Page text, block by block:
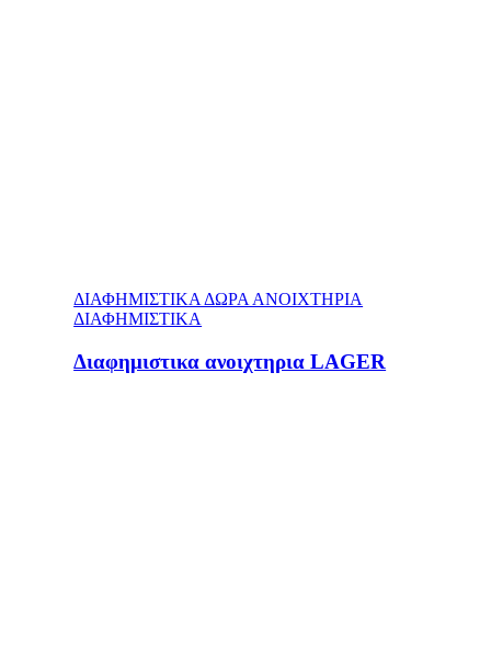
ΔΙΑΦΗΜΙΣΤΙΚΑ ΔΩΡΑ ΑΝΟΙΧΤΗΡΙΑ
ΔΙΑΦΗΜΙΣΤΙΚΑ
Διαφημιστικα ανοιχτηρια LAGER